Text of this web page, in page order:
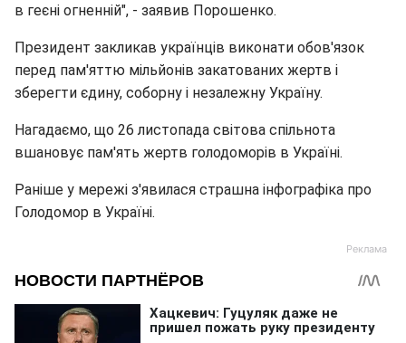
в геєні огненній", - заявив Порошенко.
Президент закликав українців виконати обов'язок
перед пам'яттю мільйонів закатованих жертв і
зберегти єдину, соборну і незалежну Україну.
Нагадаємо, що 26 листопада світова спільнота
вшановує пам'ять жертв голодоморів в Україні.
Раніше у мережі з'явилася страшна інфографіка про
Голодомор в Україні.